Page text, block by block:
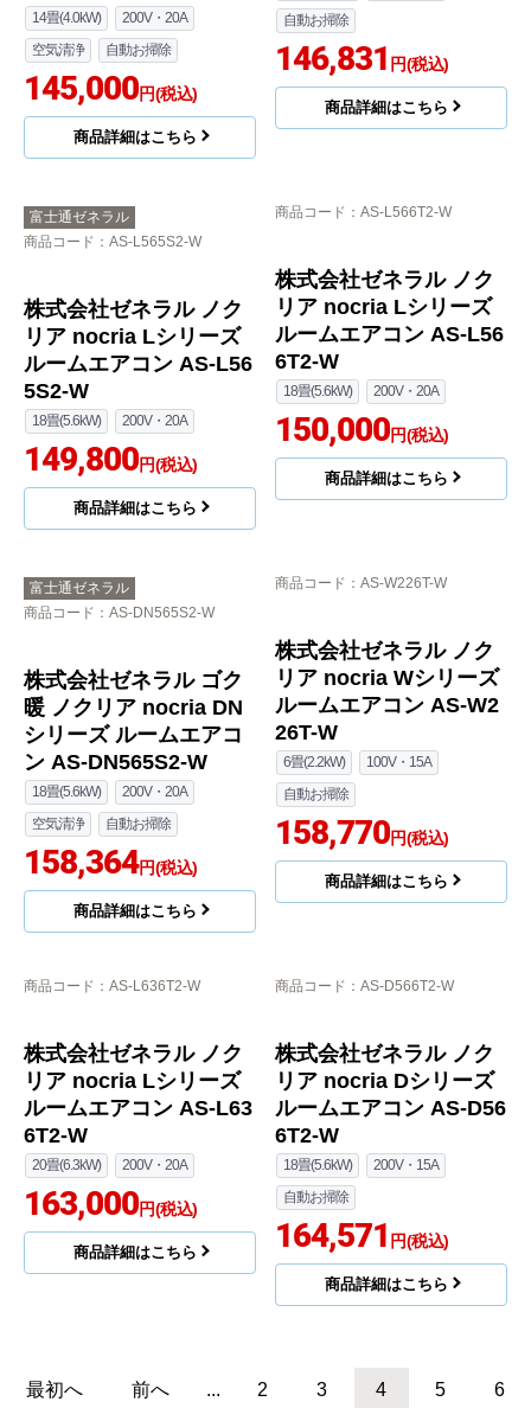
富士通ゼネラル
商品コード ：AS-DN405S2-W
株式会社ゼネラル ゴク
暖 ノクリア nocria DN
シリーズ ルームエアコ
ン AS-DN405S2-W
14畳(4.0kW)
200V・20A
空気清浄
自動お掃除
145,000円(税込)
商品コード：AS-D406T-W
株式会社ゼネラル ノク
リア nocria Dシリーズ
ルームエアコン AS-D40
6T-W
14畳(4.0kW)
100V・20A
自動お掃除
146,831円(税込)
富士通ゼネラル
株式会社ゼネラル ノク
ルームエアコン AS-L56
149,800 円(税込)
商品詳細はこちら
株式会社ゼネラル ノク
6T2-W
150,000円(税込)
商品詳細はこちら
富士通ゼネラル
商品コード
ン AS-DN565S2-W
18畳(5.6kW) 200V・20A
商品コード：AS-W226T-W
株式会社ゼネラル ノク
リア nocria Wシリーズ